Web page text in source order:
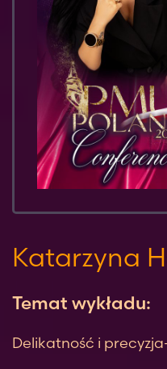
Katarzyna
Temat wykładu:
Delikatność i